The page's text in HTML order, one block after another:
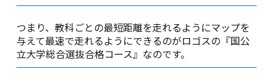
つまり、教科ごとの最短距離を走れるようにマップを
与えて最速で走れるようにできるのがロゴスの『国公
立大学総合選抜合格コース』なのです。